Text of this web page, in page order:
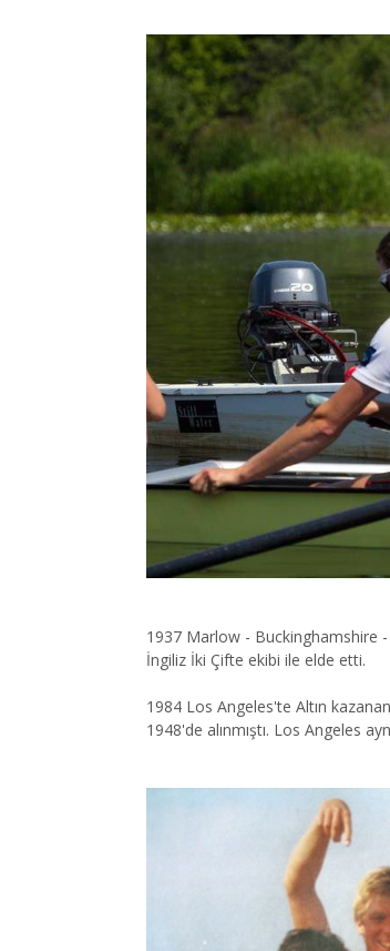
1937 Marlow - Buckinghamshire
İngiliz İki Çifte ekibi ile elde etti.
1984 Los Angeles'te Altın
1948'de alınmıştı. Los Angeles